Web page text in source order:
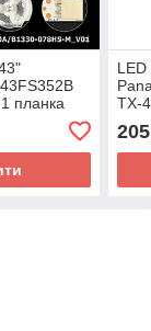
планка
LED
TX-
205